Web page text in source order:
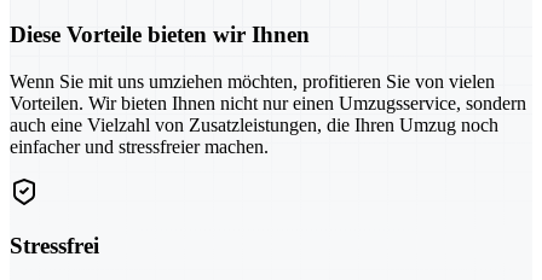
Diese Vorteile bieten wir Ihnen
Wenn Sie mit uns umziehen möchten, profitieren Sie von vielen
Vorteilen. Wir bieten Ihnen nicht nur einen Umzugsservice, sondern
auch eine Vielzahl von Zusatzleistungen, die Ihren Umzug noch
einfacher und stressfreier machen.
Stressfrei